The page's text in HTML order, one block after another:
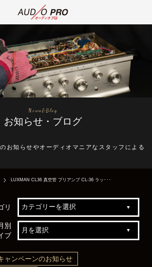
News&Blog
お知らせ・ブログ
お知らせやオーディオマニアなスタッフによる
LUXMAN CL36 真空管 プリアンプ CL-36 ラッ･･･
リ
別
ブ
ャンペーンのお知らせ